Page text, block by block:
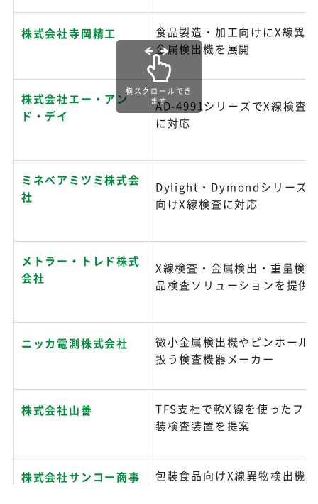
株式会社寺岡精工
食品製造・加工向けにX線異
金属検出機を展開
株式会社エー・アン
ド・デイ
AD-4991シリーズでX線検査
に対応
ミネベアミツミ株式会
社
Dylight・Dymondシリーズ
向けX線検査に対応
メトラー・トレド株式
会社
X線検査・金属検出・重量検
品検査ソリューションを提供
ニッカ電測株式会社
微小金属検出機やピンホール
扱う検査機器メーカー
株式会社山善
TFS支社で軟X線を使ったフ
装検査装置を提案
株式会社サンコー商事
包装食品向けX線異物検出機
横スクロールでき
ます